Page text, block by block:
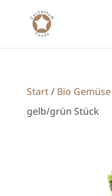
Start/ Bio
gelb/grün Stück